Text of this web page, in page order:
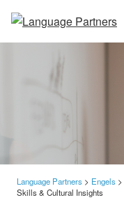
Language Partners > Engels >
Skills & Cultural Insights